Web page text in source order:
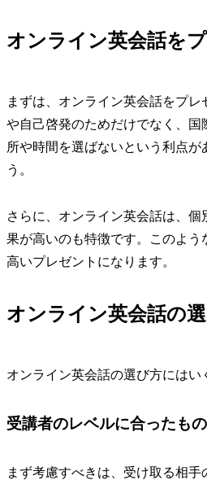
オンライン英会話を
まずは、オンライン英会話をプ
や自己啓発のためだけでなく、
所や時間を選ばないという利点
う。
さらに、オンライン英会話は、
果が高いのも特徴です。このよ
高いプレゼントになります。
オンライン英会話の
オンライン英会話の選び方にはい
受講者のレベルに合ったも
まず考慮すべきは、受け取る相